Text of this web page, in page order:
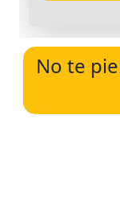
No te